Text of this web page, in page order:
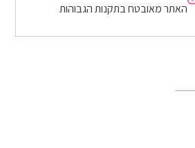
האתר מאובטח בתקנות הגבוהות